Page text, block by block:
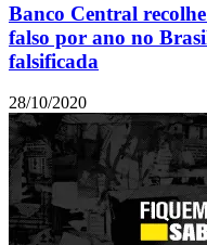
Banco Central
falso por ano no
falsificada
28/10/2020